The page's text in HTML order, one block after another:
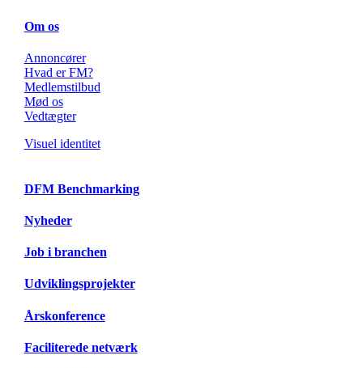
Om os
Annoncører
Hvad er FM?
Medlemstilbud
Mød os
Vedtægter
Visuel identitet
DFM Benchmarking
Nyheder
Job i branchen
Udviklingsprojekter
Årskonference
Faciliterede netværk